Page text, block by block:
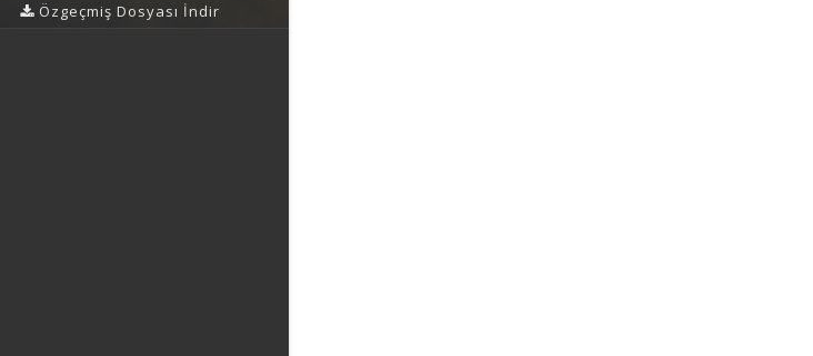
Özgeçmiş Dosyası İndir